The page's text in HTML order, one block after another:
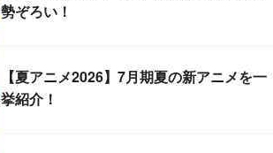
勢ぞろい！
【夏アニメ2026】7月期夏の新アニメを一
挙紹介！